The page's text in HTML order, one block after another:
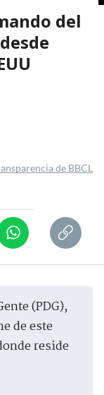
del
de BBCL
de este
reside